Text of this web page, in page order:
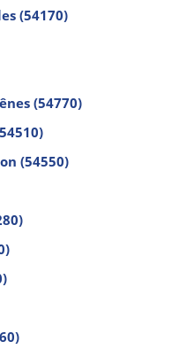
(54170)
(54770)
(54550)